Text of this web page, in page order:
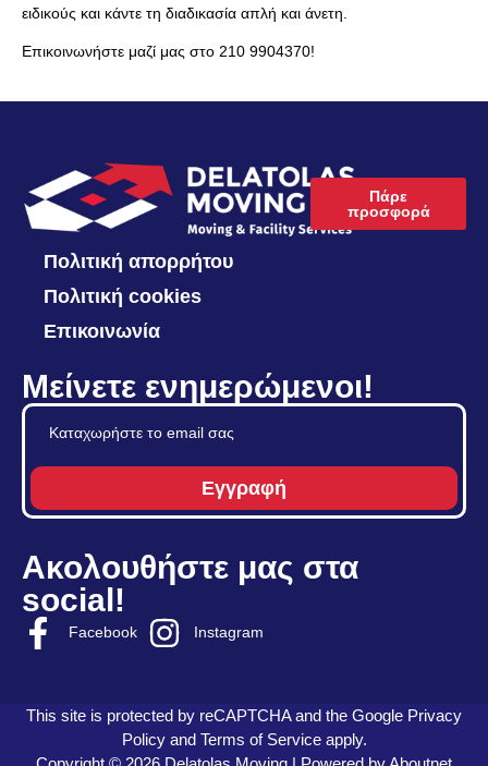
ειδικούς και κάντε τη διαδικασία απλή και άνετη.
Επικοινωνήστε μαζί μας στο 210 9904370!
Πάρε
προσφορά
Πολιτική απορρήτου
Πολιτική cookies
Επικοινωνία
Μείνετε ενημερώμενοι!
Εγγραφή
Ακολουθήστε μας στα
social!
Facebook Instagram
This site is protected by reCAPTCHA and the Google Privacy
Policyand Terms of Serviceapply.